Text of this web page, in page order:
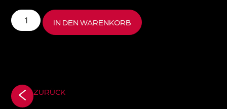
IN DEN WARENKORB
ZURÜCK